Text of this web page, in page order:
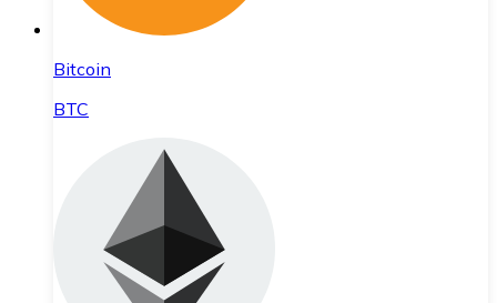
Bitcoin
BTC